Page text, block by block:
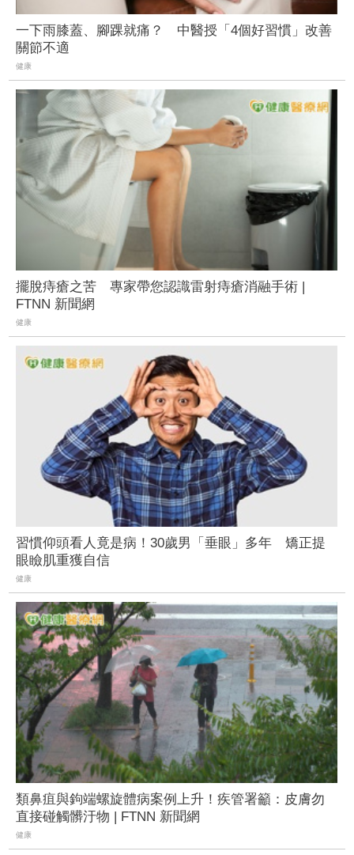
一下雨膝蓋、腳踝就痛？ 中醫授「4個好習慣」改善
關節不適
健康
擺脫痔瘡之苦 專家帶您認識雷射痔瘡消融手術 |
FTNN 新聞網
健康
習慣仰頭看人竟是病！30歲男「垂眼」多年 矯正提
眼瞼肌重獲自信
健康
類鼻疽與鉤端螺旋體病案例上升！疾管署籲：皮膚勿
直接碰觸髒汙物 | FTNN 新聞網
健康